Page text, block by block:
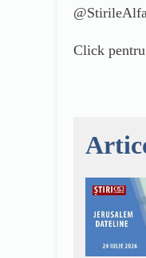
Click